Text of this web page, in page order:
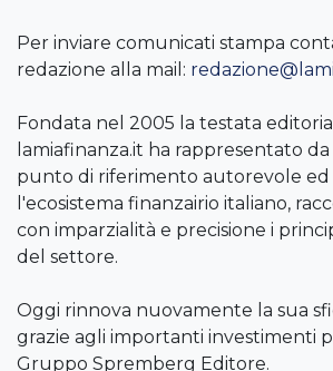
Per inviare comunicati stampa
redazione alla mail:
Fondata nel 2005 la testata
lamiafinanza.it ha rappresentato
punto di riferimento autorevole
l'ecosistema finanzairio italiano,
con imparzialità e precisione i
del settore.
Oggi rinnova nuovamente la sua
grazie agli importanti investimenti
Gruppo Spremberg Editore.